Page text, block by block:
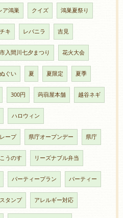
ア鴻巣 クイズ 鴻巣夏祭り
キ レバニラ 吉見
入間川七夕まつり 花火大会
ぐい 夏 夏限定 夏季
300円 蒟蒻屋本舗 越谷ネギ
ハロウィン
ープ 県庁オープンデー 県庁
うのす リーズナブル弁当
パーティープラン パーティー
タンプ アレルギー対応